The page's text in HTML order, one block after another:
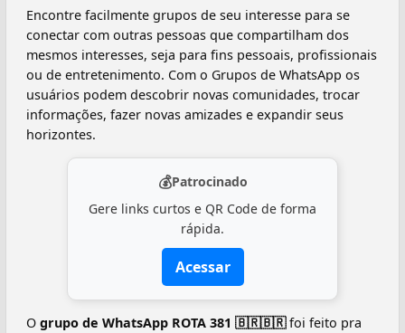
Encontre facilmente grupos de seu interesse para se
conectar com outras pessoas que compartilham dos
mesmos interesses, seja para fins pessoais, profissionais
ou de entretenimento. Com o Grupos de WhatsApp os
usuários podem descobrir novas comunidades, trocar
informações, fazer novas amizades e expandir seus
horizontes.
💰Patrocinado
Gere links curtos e QR Code de forma
rápida.
Acessar
O grupo de WhatsApp ROTA 381 🇧🇷🇧🇷foi feito pra